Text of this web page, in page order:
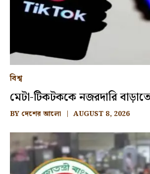
বিশ্ব
মেটা-টিকটককে নজরদারি
BY দেশের আলো AUGUST 8, 2026